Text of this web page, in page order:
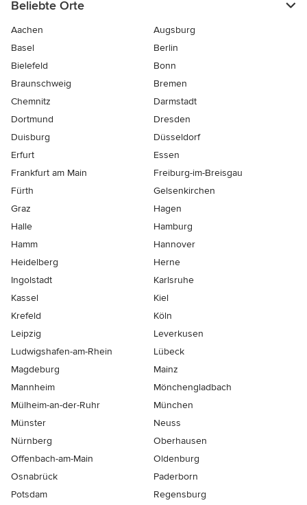
Beliebte Orte
Aachen
Augsburg
Basel
Berlin
Bielefeld
Bonn
Braunschweig
Bremen
Chemnitz
Darmstadt
Dortmund
Dresden
Duisburg
Düsseldorf
Erfurt
Essen
Frankfurt am Main
Freiburg-im-Breisgau
Fürth
Gelsenkirchen
Graz
Hagen
Halle
Hamburg
Hamm
Hannover
Heidelberg
Herne
Ingolstadt
Karlsruhe
Kassel
Kiel
Krefeld
Köln
Leipzig
Leverkusen
Ludwigshafen-am-Rhein
Lübeck
Magdeburg
Mainz
Mannheim
Mönchen­gladbach
Mülheim-an-der-Ruhr
München
Münster
Neuss
Nürnberg
Oberhausen
Offenbach-am-Main
Oldenburg
Osnabrück
Paderborn
Potsdam
Regensburg